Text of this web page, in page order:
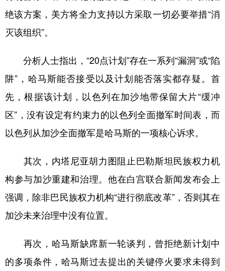
绝该方案，美方将全力支持以方采取一切必要举措“消
灭该组织”。
分析人士指出，“20点计划”存在一系列“漏洞”或“陷
阱”，哈马斯能否接受以及计划能否落实都存疑。首
先，根据该计划，以色列在加沙地带保留大片“缓冲
区”，没有设定有约束力的以色列全面撤军时间表，而
以色列从加沙全面撤军是哈马斯的一项核心诉求。
其次，内塔尼亚胡力图阻止巴勒斯坦民族权力机
构参与加沙重建和治理。他在白宫联合新闻发布会上
强调，除非巴民族权力机构“进行彻底改革”，否则其在
加沙未来治理中没有位置。
再次，哈马斯缺席新一轮谈判，曾拒绝新计划中
的多项条件，哈马斯过去提出的关键停火要求未得到